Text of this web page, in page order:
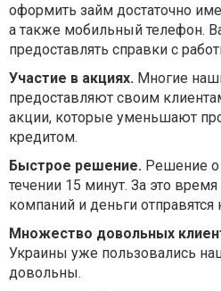
оформить займ достаточно
а также мобильный телефон.
предоставлять справки с
Участие в акциях. Многие
предоставляют своим
акции, которые уменьшают
кредитом.
Быстрое решение. Решение о
течении 15 минут. За это
компаний и деньги отправятся
Множество довольных
Украины уже пользовались
довольны.